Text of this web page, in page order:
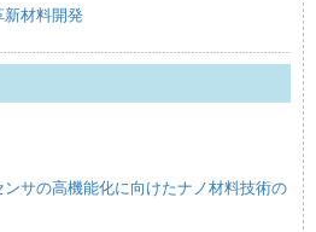
新材料開発
サの高機能化に向けたナノ材料技術の